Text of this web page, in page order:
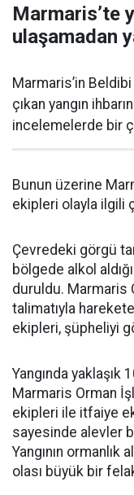
Marmaris’te
ulaşamadan
Marmaris’in
çıkan yangın
incelemelerde bir
Bunun üzerine
ekipleri olayla ilgili
Çevredeki görgü
bölgede alkol
duruldu. Marmaris
talimatıyla
ekipleri, şüpheliyi
Yangında
Marmaris Orman
ekipleri ile itfaiye
sayesinde alevler
Yangının
olası büyük bir